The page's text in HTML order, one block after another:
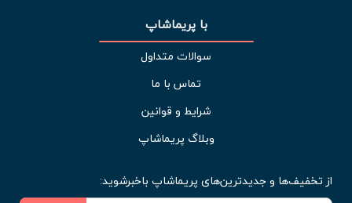
با پریماشاپ
سوالات متداول
تماس با ما
شرایط و قوانین
وبلاگ پریماشاپ
از تخفیف‌ها و جدیدترین‌های پریماشاپ باخبرشوید: